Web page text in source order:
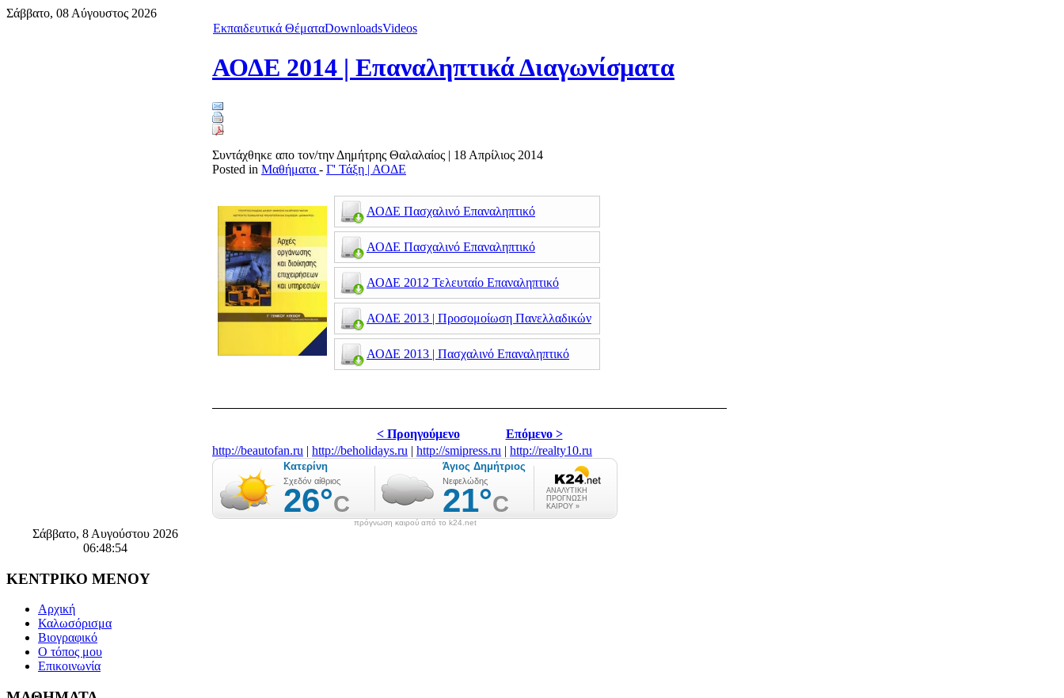
Σάββατο, 08 Αύγουστος 2026
Εκπαιδευτικά ΘέματαDownloadsVideos
ΑΟΔΕ 2014 | Επαναληπτικά Διαγωνίσματα
Συντάχθηκε απο τον/την Δημήτρης Θαλαλαίος | 18 Απρίλιος 2014
Posted in Μαθήματα - Γ' Τάξη | ΑΟΔΕ
ΑΟΔΕ Πασχαλινό Επαναληπτικό
ΑΟΔΕ Πασχαλινό Επαναληπτικό
ΑΟΔΕ 2012 Τελευταίο Επαναληπτικό
ΑΟΔΕ 2013 | Προσομοίωση Πανελλαδικών
ΑΟΔΕ 2013 | Πασχαλινό Επαναληπτικό
< Προηγούμενο
Επόμενο >
http://beautofan.ru | http://beholidays.ru | http://smipress.ru | http://realty10.ru
πρόγνωση καιρού από το k24.net
Σάββατο, 8 Αυγούστου 2026
06:48:54
ΚΕΝΤΡΙΚΟ ΜΕΝΟΥ
Αρχική
Καλωσόρισμα
Βιογραφικό
Ο τόπος μου
Επικοινωνία